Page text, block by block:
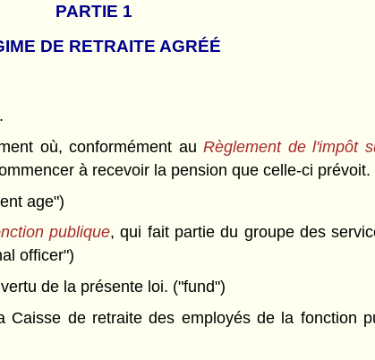
PARTIE 1
DE RETRAITE AGRÉÉ
où, conformément auRèglement de l'impôt
à recevoir la pension que celle-ci
age")
publique, qui fait partie du groupe des
officer")
de la présente loi. ("fund")
de retraite des employés de la fonction